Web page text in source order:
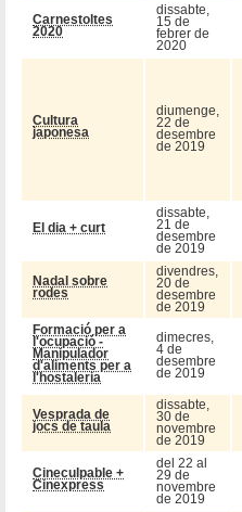
Carnestoltes
2020
dissabte,
15 de
febrer de
2020
Cultura
japonesa
diumenge,
22 de
desembre
de 2019
El dia + curt
dissabte,
21 de
desembre
de 2019
Nadal sobre
rodes
divendres,
20 de
desembre
de 2019
Formació per a
l'ocupació -
Manipulador
d'aliments per a
l'hostaleria
dimecres,
4 de
desembre
de 2019
Vesprada de
jocs de taula
dissabte,
30 de
novembre
de 2019
Cineculpable +
Cinexpress
del 22 al
29 de
novembre
de 2019